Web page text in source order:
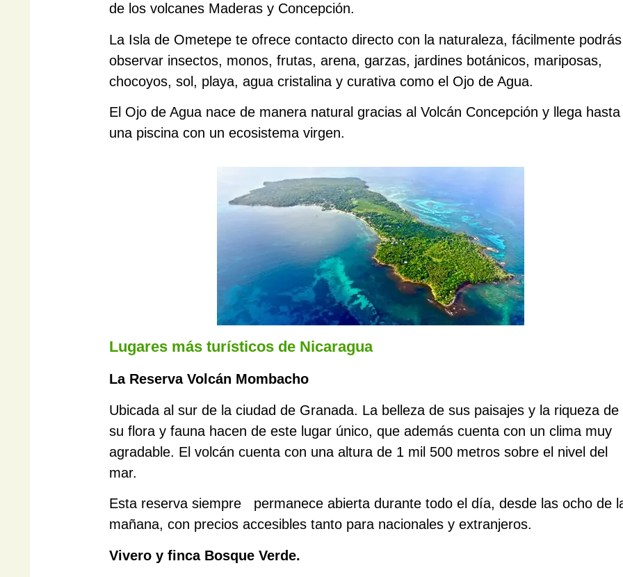
de los volcanes Maderas y Concepción.
La Isla de Ometepe te ofrece contacto directo con la naturaleza, fácilmente podrás
observar insectos, monos, frutas, arena, garzas, jardines botánicos, mariposas,
chocoyos, sol, playa, agua cristalina y curativa como el Ojo de Agua.
El Ojo de Agua nace de manera natural gracias al Volcán Concepción y llega hasta
una piscina con un ecosistema virgen.
Lugares más turísticos de Nicaragua
La Reserva Volcán Mombacho
Ubicada al sur de la ciudad de Granada. La belleza de sus paisajes y la riqueza de
su flora y fauna hacen de este lugar único, que además cuenta con un clima muy
agradable. El volcán cuenta con una altura de 1 mil 500 metros sobre el nivel del
mar.
Esta reserva siempre permanece abierta durante todo el día, desde las ocho de
mañana, con precios accesibles tanto para nacionales y extranjeros.
Vivero y finca Bosque Verde.